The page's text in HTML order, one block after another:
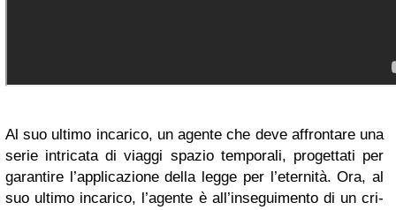
Al suo ul­ti­mo in­ca­ri­co, un agen­te che deve af­fron­ta­re una
serie in­tri­ca­ta di viag­gi spa­zio tem­po­ra­li, pro­get­ta­ti per
ga­ran­ti­re l’ap­pli­ca­zio­ne della legge per l’e­ter­ni­tà. Ora, al
suo ul­ti­mo in­ca­ri­co, l’a­gen­te è al­l’in­se­gui­men­to di un cri­